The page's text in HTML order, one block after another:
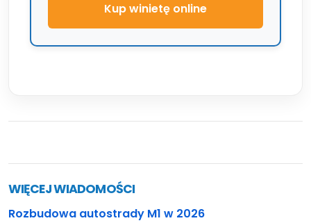
Kup winietę online
WIĘCEJ WIADOMOŚCI
Rozbudowa autostrady M1 w 2026